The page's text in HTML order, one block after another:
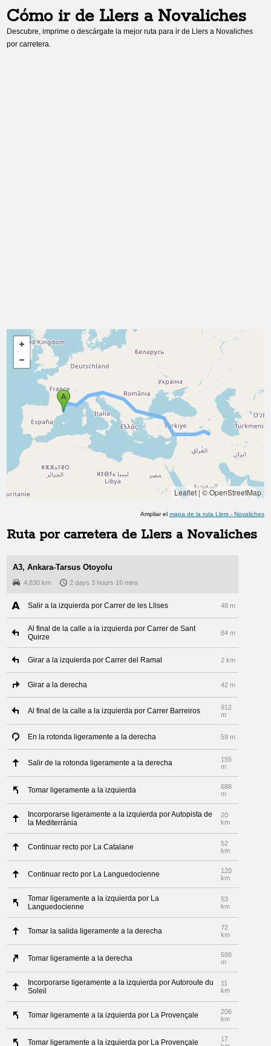
Cómo ir de Llers a Novaliches
Descubre, imprime o descárgate la mejor ruta para ir de Llers a Novaliches
por carretera.
Leaflet| © OpenStreetMap
Ampliar el mapa de la ruta Llers- Novaliches
Ruta por carretera de Llers a Novaliches
A3, Ankara-Tarsus Otoyolu
4,830 km 2 days 3 hours 16 mins
Salir a la izquierda por Carrer de les Llises 48 m
Al final de la calle a la izquierda por Carrer de Sant
Quirze
84 m
Girar a la izquierda por Carrer del Ramal 2 km
Girar a la derecha 42 m
Al final de la calle a la izquierda por Carrer Barreiros
912
m
En la rotonda ligeramente a la derecha 59 m
Salir de la rotonda ligeramente a la derecha
155
m
Tomar ligeramente a la izquierda
688
m
Incorporarse ligeramente a la izquierda por Autopista de
la Mediterrània
20
km
Continuar recto por La Catalane
52
km
Continuar recto por La Languedocienne
120
km
Tomar ligeramente a la izquierda por La
Languedocienne
53
km
Tomar la salida ligeramente a la derecha
72
km
Tomar ligeramente a la derecha
598
m
Incorporarse ligeramente a la izquierda por Autoroute du
Soleil
11
km
Tomar ligeramente a la izquierda por La Provençale
206
km
Tomar ligeramente a la izquierda por La Provençale
17